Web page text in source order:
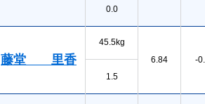
0.0
藤堂 里香
45.5kg
6.84
-
1.5